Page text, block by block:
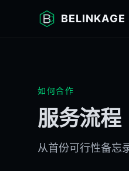
BELINKAGE
如何合作
服务流程
从首份可行性备忘